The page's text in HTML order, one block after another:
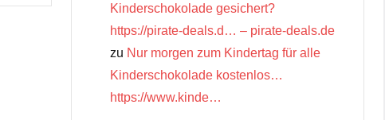
Kinderschokolade gesichert?
https://pirate-deals.d… – pirate-deals.de
zu Nur morgen zum Kindertag für alle
Kinderschokolade kostenlos…
https://www.kinde…